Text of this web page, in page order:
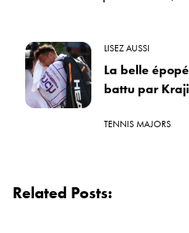
LISEZ AUSSI
La belle
battu par
TENNIS MAJORS
Related Posts: